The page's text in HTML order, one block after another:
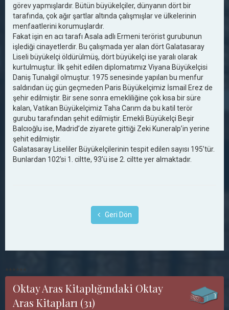
görev yapmışlardır. Bütün büyükelçiler, dünyanın dört bir
tarafında, çok ağır şartlar altında çalışmışlar ve ülkelerinin
menfaatlerini korumuşlardır.
Fakat işin en acı tarafı Asala adlı Ermeni terörist gurubunun
işlediği cinayetlerdir. Bu çalışmada yer alan dört Galatasaray
Liseli büyükelçi öldürülmüş, dört büyükelçi ise yaralı olarak
kurtulmuştur. İlk şehit edilen diplomatımız Viyana Büyükelçisi
Daniş Tunalıgil olmuştur. 1975 senesinde yapılan bu menfur
saldırıdan üç gün geçmeden Paris Büyükelçimiz İsmail Erez de
şehir edilmiştir. Bir sene sonra emekliliğine çok kısa bir süre
kalan, Vatikan Büyükelçimiz Taha Carım da bu katil terör
gurubu tarafından şehit edilmiştir. Emekli Büyükelçi Beşir
Balcıoğlu ise, Madrid’de ziyarete gittiği Zeki Kuneralp’in yerine
şehit edilmiştir.
Galatasaray Liseliler Büyükelçilerinin tespit edilen sayısı 195’tür.
Bunlardan 102’si 1. ciltte, 93’ü ise 2. ciltte yer almaktadır.
Geri Dön
Oktay Aras Kitaplığındaki Oktay
Aras Kitapları (31)